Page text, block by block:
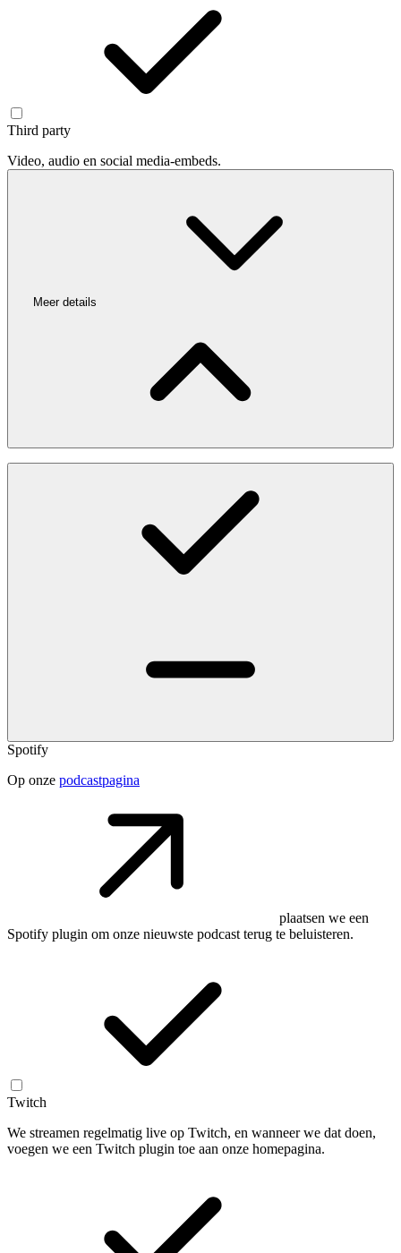
Third party
Video, audio en social media-embeds.
Meer details
Spotify
Op onze podcastpagina
plaatsen we een
Spotify plugin om onze nieuwste podcast terug te beluisteren.
Twitch
We streamen regelmatig live op Twitch, en wanneer we dat doen,
voegen we een Twitch plugin toe aan onze homepagina.